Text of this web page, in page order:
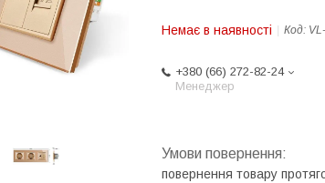
Немає в наявності Код:
+380 (66) 272-82-24
Менеджер
повернення товару